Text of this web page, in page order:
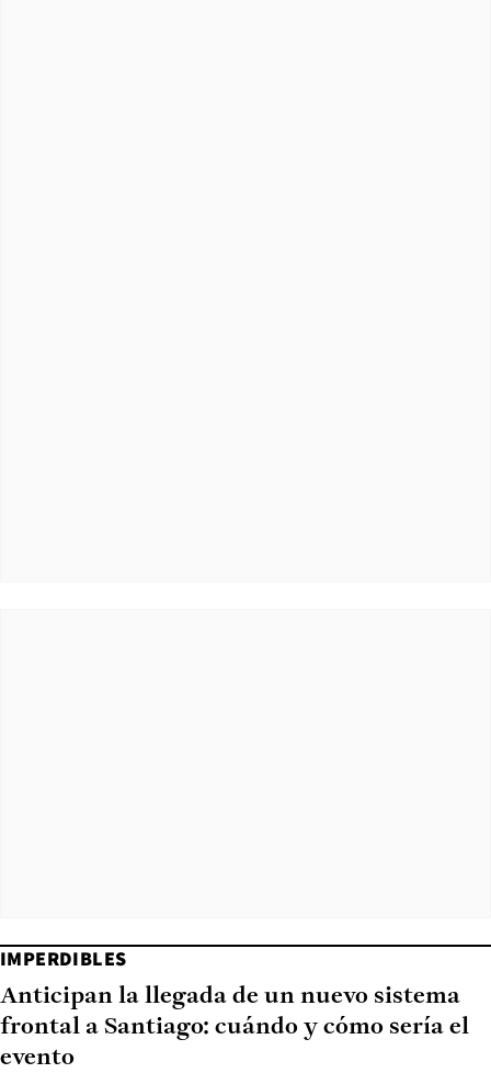
IMPERDIBLES
Anticipan la llegada de un nuevo sistema
frontal a Santiago: cuándo y cómo sería el
evento